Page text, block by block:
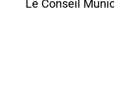
Le Conseil